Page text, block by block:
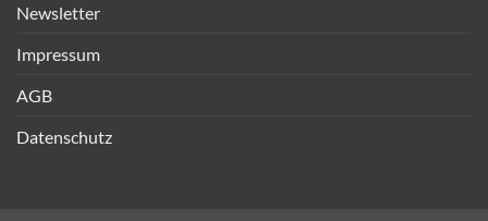
Newsletter
Impressum
AGB
Datenschutz